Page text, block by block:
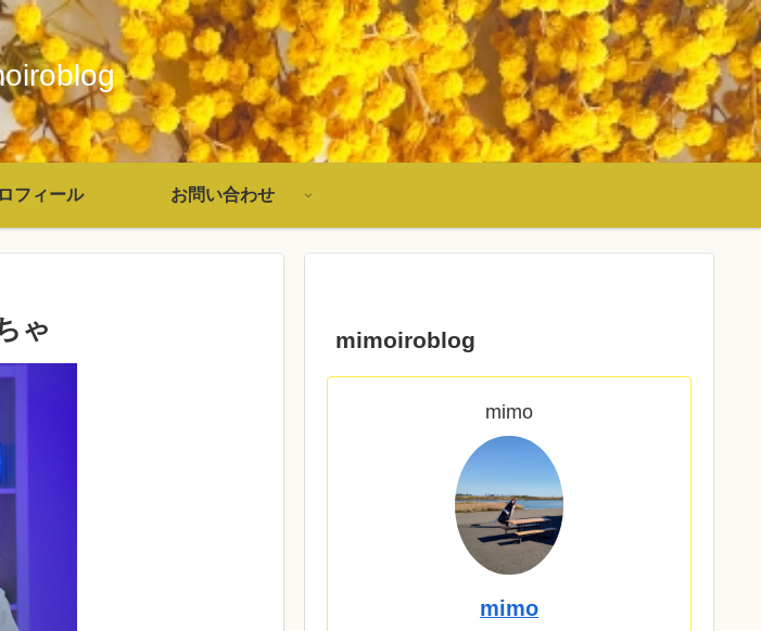
フィール お問い合わせ
ゃ mimoiroblog
mimo
mimo